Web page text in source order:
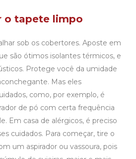
o tapete limpo
sob os cobertores. Aposte em
são ótimos isolantes térmicos, e
Protege você da umidade
Mas eles
como, por exemplo, é
de pó com certa frequência
Em casa de alérgicos, é preciso
cuidados. Para começar, tire o
um aspirador ou vassoura, pois